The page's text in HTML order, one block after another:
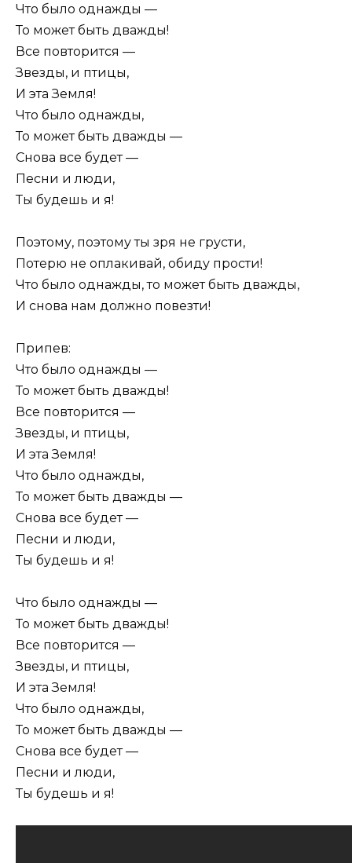
Что было однажды —
То может быть дважды!
Все повторится —
Звезды, и птицы,
И эта Земля!
Что было однажды,
То может быть дважды —
Снова все будет —
Песни и люди,
Ты будешь и я!
Поэтому, поэтому ты зря не грусти,
Потерю не оплакивай, обиду прости!
Что было однажды, то может быть дважды,
И снова нам должно повезти!
Припев:
Что было однажды —
То может быть дважды!
Все повторится —
Звезды, и птицы,
И эта Земля!
Что было однажды,
То может быть дважды —
Снова все будет —
Песни и люди,
Ты будешь и я!
Что было однажды —
То может быть дважды!
Все повторится —
Звезды, и птицы,
И эта Земля!
Что было однажды,
То может быть дважды —
Снова все будет —
Песни и люди,
Ты будешь и я!